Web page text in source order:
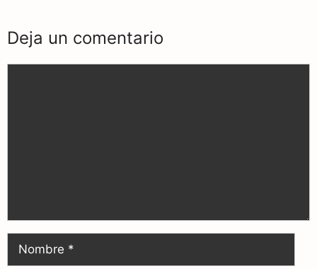
Deja un comentario